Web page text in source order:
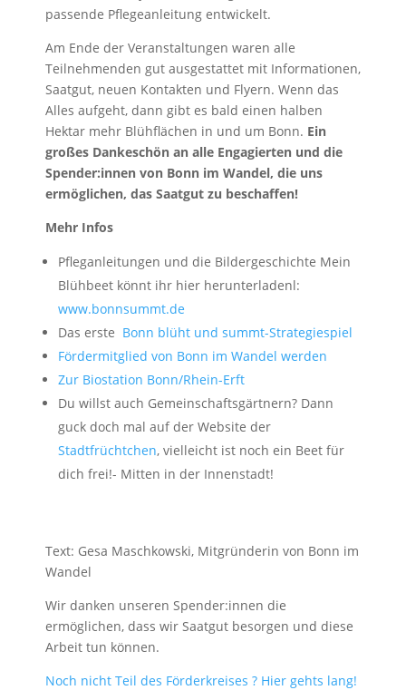
passende Pflegeanleitung entwickelt.
Am Ende der Veranstaltungen waren alle
Teilnehmenden gut ausgestattet mit Informationen,
Saatgut, neuen Kontakten und Flyern. Wenn das
Alles aufgeht, dann gibt es bald einen halben
Hektar mehr Blühflächen in und um Bonn. Ein
großes Dankeschön an alle Engagierten und die
Spender:innen von Bonn im Wandel, die uns
ermöglichen, das Saatgut zu beschaffen!
Mehr Infos
Pfleganleitungen und die Bildergeschichte Mein
Blühbeet könnt ihr hier herunterladenl:
www.bonnsummt.de
Das erste Bonn blüht und summt-Strategiespiel
Fördermitglied von Bonn im Wandel werden
Zur Biostation Bonn/Rhein-Erft
Du willst auch Gemeinschaftsgärtnern? Dann
guck doch mal auf der Website der
Stadtfrüchtchen, vielleicht ist noch ein Beet für
dich frei!- Mitten in der Innenstadt!
Text: Gesa Maschkowski, Mitgründerin von Bonn im
Wandel
Wir danken unseren Spender:innen die
ermöglichen, dass wir Saatgut besorgen und diese
Arbeit tun können.
Noch nicht Teil des Förderkreises ? Hier gehts lang!